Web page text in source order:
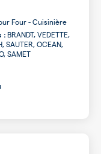
Four - Cuisinière
: BRANDT, VEDETTE,
SAUTER, OCEAN,
SAMET